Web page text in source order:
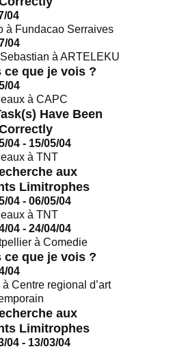
04
à Fundacao Serraives
04
à ARTELEKU
ce que je vois ?
04
à CAPC
Have Been
04 - 15/05/04
à TNT
aux
Limitrophes
04 - 06/05/04
à TNT
04 - 24/04/04
à Comedie
ce que je vois ?
04
à Centre regional d’art
aux
Limitrophes
04 - 13/03/04